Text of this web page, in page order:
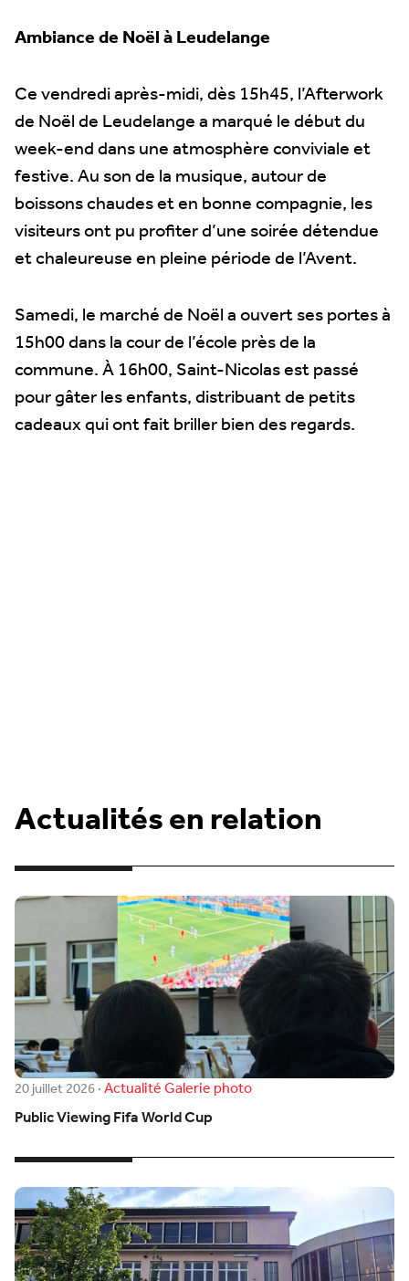
Ambiance de Noël à Leudelange
Ce vendredi après-midi, dès 15h45, l’Afterwork
de Noël de Leudelange a marqué le début du
week-end dans une atmosphère conviviale et
festive. Au son de la musique, autour de
boissons chaudes et en bonne compagnie, les
visiteurs ont pu profiter d’une soirée détendue
et chaleureuse en pleine période de l’Avent.
Samedi, le marché de Noël a ouvert ses portes à
15h00 dans la cour de l’école près de la
commune. À 16h00, Saint-Nicolas est passé
pour gâter les enfants, distribuant de petits
cadeaux qui ont fait briller bien des regards.
Actualités en relation
20 juillet 2026·ActualitéGalerie photo
Public Viewing Fifa World Cup